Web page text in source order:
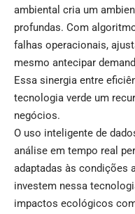
ambiental cria um
profundas. Com
falhas operacionais,
mesmo antecipar
Essa sinergia entre
tecnologia verde um
negócios.
O uso inteligente de
análise em tempo real
adaptadas às condições
investem nessa
impactos ecológicos